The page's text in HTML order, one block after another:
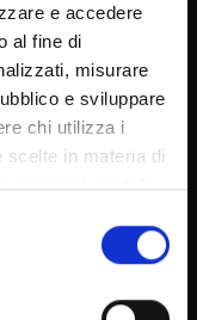
e accedere
al fine di
misurare
e sviluppare
chi utilizza i
in materia di
proprietà digitale
in qualsiasi
o facendo clic